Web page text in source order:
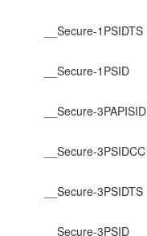
__Secure-1PSIDTS
__Secure-1PSID
__Secure-3PAPISID
__Secure-3PSIDCC
__Secure-3PSIDTS
__Secure-3PSID